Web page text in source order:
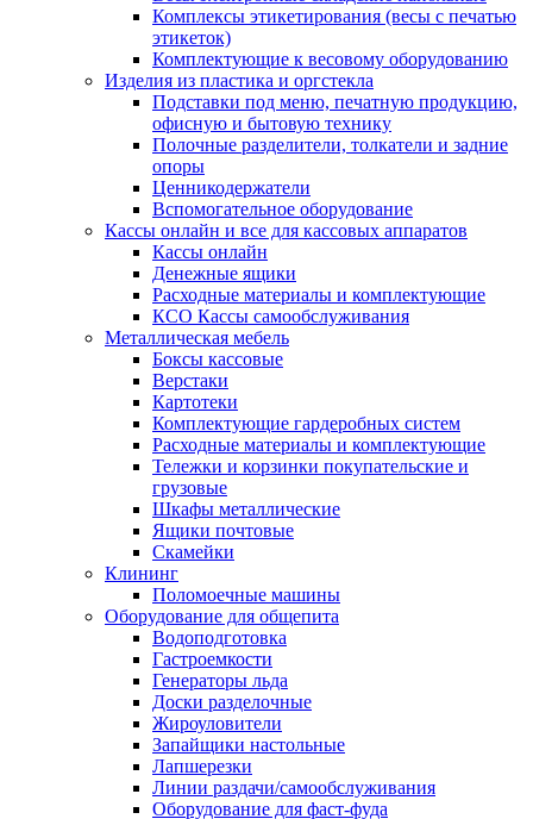
Комплексы этикетирования (весы с печатью
этикеток)
Комплектующие к весовому оборудованию
Изделия из пластика и оргстекла
Подставки под меню, печатную продукцию,
офисную и бытовую технику
Полочные разделители, толкатели и задние
опоры
Ценникодержатели
Вспомогательное оборудование
Кассы онлайн и все для кассовых аппаратов
Кассы онлайн
Денежные ящики
Расходные материалы и комплектующие
КСО Кассы самообслуживания
Металлическая мебель
Боксы кассовые
Верстаки
Картотеки
Комплектующие гардеробных систем
Расходные материалы и комплектующие
Тележки и корзинки покупательские и
грузовые
Шкафы металлические
Ящики почтовые
Скамейки
Клининг
Поломоечные машины
Оборудование для общепита
Водоподготовка
Гастроемкости
Генераторы льда
Доски разделочные
Жироуловители
Запайщики настольные
Лапшерезки
Линии раздачи/самообслуживания
Оборудование для фаст-фуда